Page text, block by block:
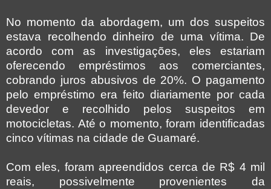
No momento da abordagem, um dos suspeitos
estava recolhendo dinheiro de uma vítima. De
acordo com as investigações, eles estariam
oferecendo empréstimos aos comerciantes,
cobrando juros abusivos de 20%. O pagamento
pelo empréstimo era feito diariamente por cada
devedor e recolhido pelos suspeitos em
motocicletas. Até o momento, foram identificadas
cinco vítimas na cidade de Guamaré.
Com eles, foram apreendidos cerca de R$ 4 mil
reais, possivelmente provenientes da